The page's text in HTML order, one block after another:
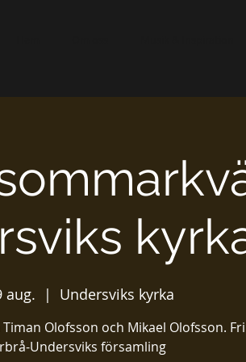
aug.
  |
Undersviks kyrka
Olofsson och Mikael Olofsson.
Undersviks församling